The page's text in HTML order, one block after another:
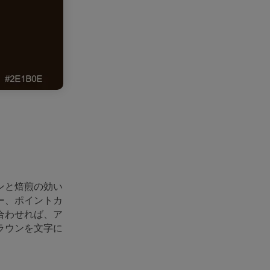
と焙煎の効い
、ポイントカ
わせれば、ア
ウンを文字に